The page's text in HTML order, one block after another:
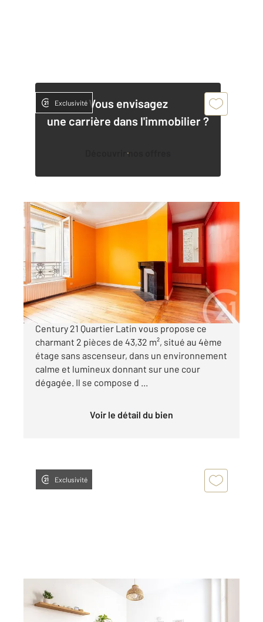
Vous envisagez
une carrière dans l'immobilier ?
Découvrir nos offres
Exclusivité
PARIS 75005
43,32 m2
, 2 pièces
Appartement F2 à vendre
420 000 €
Dans une copropriété bien entretenue,
Century 21 Quartier Latin vous propose ce
charmant 2 pièces de 43,32 m², situé au 4ème
étage sans ascenseur, dans un environnement
calme et lumineux donnant sur une cour
dégagée. Il se compose d ...
Voir le détail du bien
Exclusivité
PARIS 75005
35,94 m , 2 pièces
Ref : 31851